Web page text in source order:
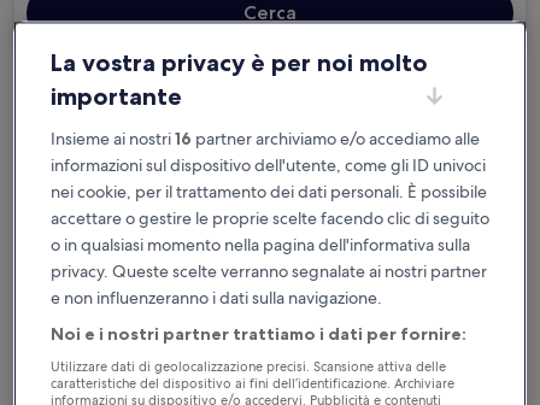
Cerca
Cancellazione gratuita se cambi
programma
Accumula vantaggi con ogni notte di
soggiorno
Risparmia di più con le tariffe per soli
iscritti
Controlla i prezzi per queste date
La vostra privacy è per noi molto
importante
Insieme ai nostri16 partner archiviamo e/o accediamo alle
informazioni sul dispositivo dell'utente, come gli ID univoci
nei cookie, per il trattamento dei dati personali. È possibile
accettare o gestire le proprie scelte facendo clic di seguito
o in qualsiasi momento nella pagina dell'informativa sulla
privacy. Queste scelte verranno segnalate ai nostri partner
e non influenzeranno i dati sulla navigazione.
Noi e i nostri partner trattiamo i dati per fornire:
Utilizzare dati di geolocalizzazione precisi. Scansione attiva delle
caratteristiche del dispositivo ai fini dell’identificazione. Archiviare
informazioni su dispositivo e/o accedervi. Pubblicità e contenuti